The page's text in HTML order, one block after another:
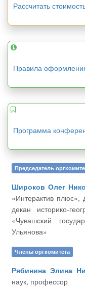
Рассчитать
Правила
Программа
Председатель
Широков Олег
«Интерактив плюс»,
декан историко-
«Чувашский
Ульянова»
Члены оргкомитета
Рябинина Элина
наук, профессор